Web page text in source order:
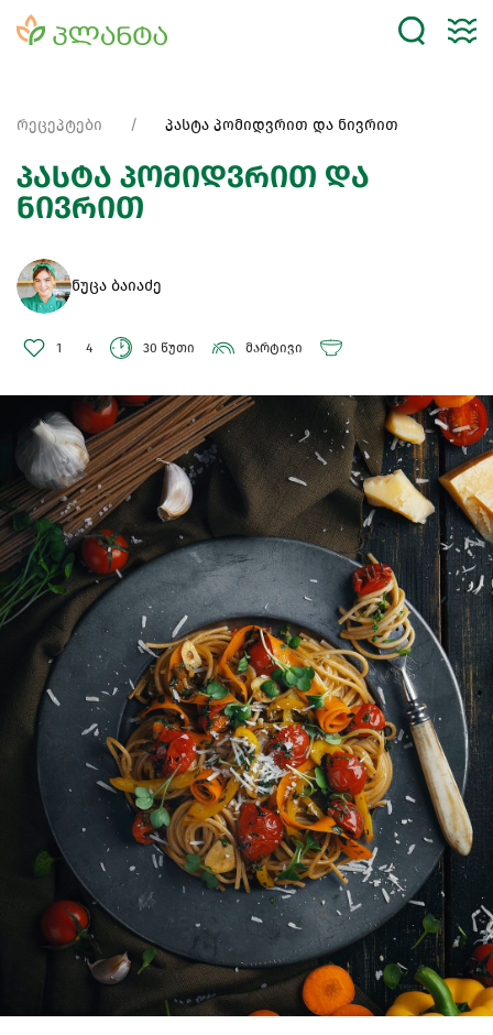
რეცეპტები პასტა პომიდვრით და ნივრით
პასტა პომიდვრით და
ნივრით
ნუცა ბაიაძე
1 4 30 წუთი მარტივი